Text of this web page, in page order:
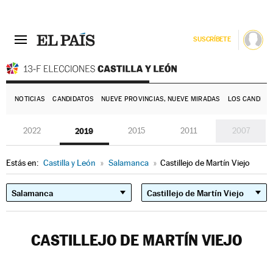
SUSCRÍBETE
NOTICIAS CANDIDATOS NUEVE PROVINCIAS, NUEVE MIRADAS LOS
2022 2019 2015 2011 2007
Estás en: Castilla y León » Salamanca » Castillejo de Martín Viejo
CASTILLEJO DE MARTÍN VIEJO